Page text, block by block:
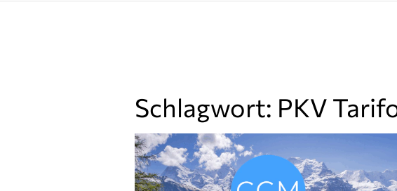
Schlagwort: PKV